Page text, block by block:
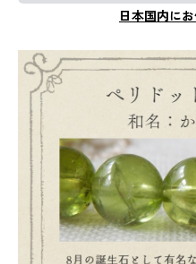
日本国内に